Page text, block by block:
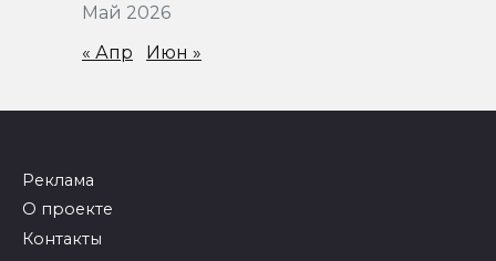
Май 2026
« Апр Июн »
Реклама
О проекте
Контакты